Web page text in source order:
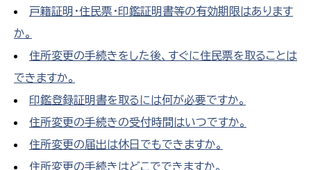
戸籍証明・住民票・印鑑証明書等の有効期限はあります
か。
住所変更の手続きをした後、すぐに住民票を取ることは
できますか。
印鑑登録証明書を取るには何が必要ですか。
住所変更の手続きの受付時間はいつですか。
住所変更の届出は休日でもできますか。
住所変更の手続きはどこでできますか。